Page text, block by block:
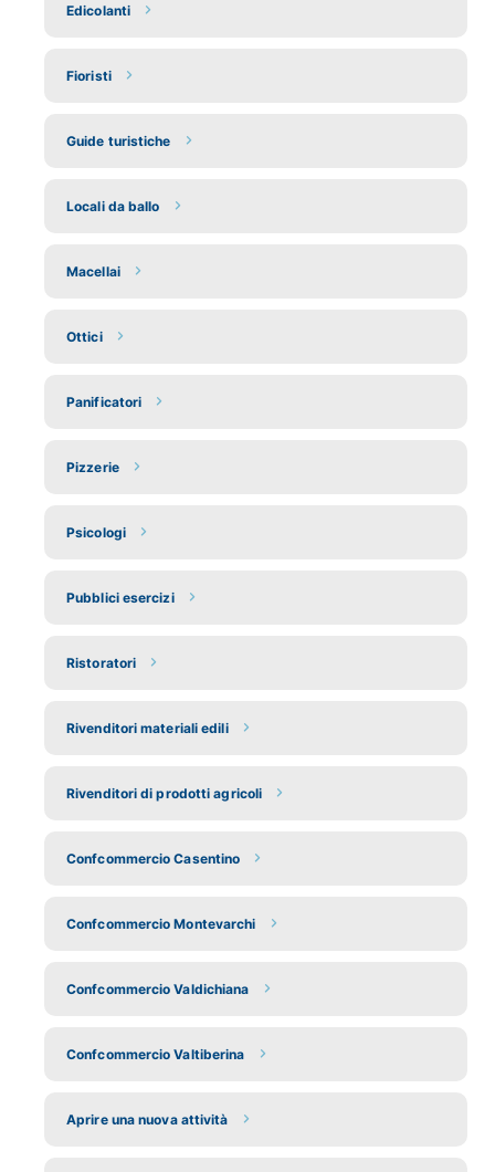
Edicolanti
Fioristi
Guide turistiche
Locali da ballo
Macellai
Ottici
Panificatori
Pizzerie
Psicologi
Pubblici esercizi
Ristoratori
Rivenditori materiali edili
Rivenditori di prodotti agricoli
Confcommercio Casentino
Confcommercio Montevarchi
Confcommercio Valdichiana
Confcommercio Valtiberina
Aprire una nuova attività